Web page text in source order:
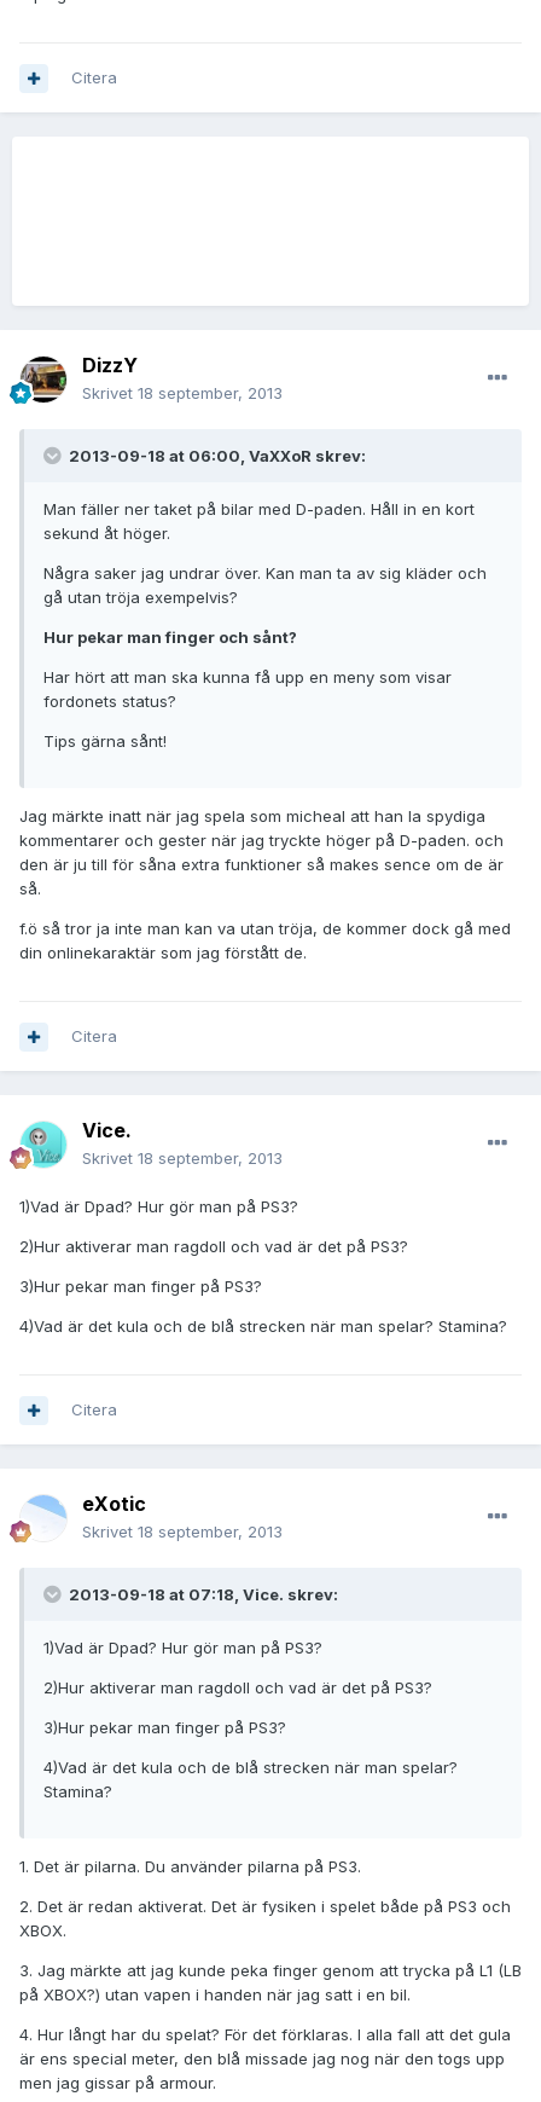
Citera
DizzY
Skrivet 18 september, 2013
2013-09-18 at 06:00, VaXXoR skrev:
Man fäller ner taket på bilar med D-paden. Håll in en kort
sekund åt höger.
Några saker jag undrar över. Kan man ta av sig kläder och
gå utan tröja exempelvis?
Hur pekar man finger och sånt?
Har hört att man ska kunna få upp en meny som visar
fordonets status?
Tips gärna sånt!
Jag märkte inatt när jag spela som micheal att han la spydiga
kommentarer och gester när jag tryckte höger på D-paden. och
den är ju till för såna extra funktioner så makes sence om de är
så.
f.ö så tror ja inte man kan va utan tröja, de kommer dock gå med
din onlinekaraktär som jag förstått de.
Citera
Vice.
Skrivet 18 september, 2013
1)Vad är Dpad? Hur gör man på PS3?
2)Hur aktiverar man ragdoll och vad är det på PS3?
3)Hur pekar man finger på PS3?
4)Vad är det kula och de blå strecken när man spelar? Stamina?
Citera
eXotic
Skrivet 18 september, 2013
2013-09-18 at 07:18, Vice. skrev:
1)Vad är Dpad? Hur gör man på PS3?
2)Hur aktiverar man ragdoll och vad är det på PS3?
3)Hur pekar man finger på PS3?
4)Vad är det kula och de blå strecken när man spelar?
Stamina?
1. Det är pilarna. Du använder pilarna på PS3.
2. Det är redan aktiverat. Det är fysiken i spelet både på PS3 och
XBOX.
3. Jag märkte att jag kunde peka finger genom att trycka på L1 (LB
på XBOX?) utan vapen i handen när jag satt i en bil.
4. Hur långt har du spelat? För det förklaras. I alla fall att det gula
är ens special meter, den blå missade jag nog när den togs upp
men jag gissar på armour.